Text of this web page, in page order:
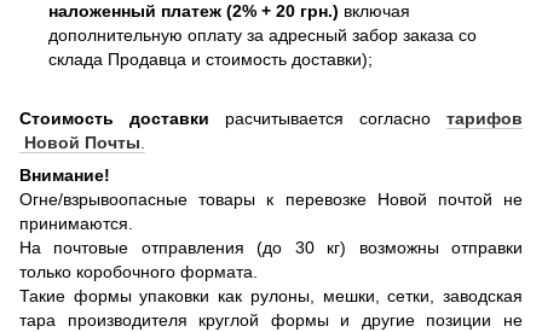
наложенный платеж (2% + 20 грн.) включая
дополнительную оплату за адресный забор заказа со
склада Продавца и стоимость доставки);
Стоимость доставки расчитывается согласно тарифов
Новой Почты
Внимание!
Огне/взрывоопасные товары к перевозке Новой почтой не
принимаются.
На почтовые отправления (до 30 кг) возможны отправки
только коробочного формата.
Такие формы упаковки как рулоны, мешки, сетки, заводская
тара производителя круглой формы и другие позиции не